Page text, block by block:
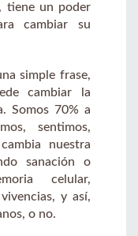
tiene un poder
cambiar su
simple frase,
cambiar la
Somos 70% a
sentimos,
nuestra
sanación o
celular,
y así,
o no.